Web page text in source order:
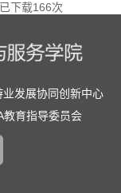
下载166次
业发展协同创新中心
教育指导委员会